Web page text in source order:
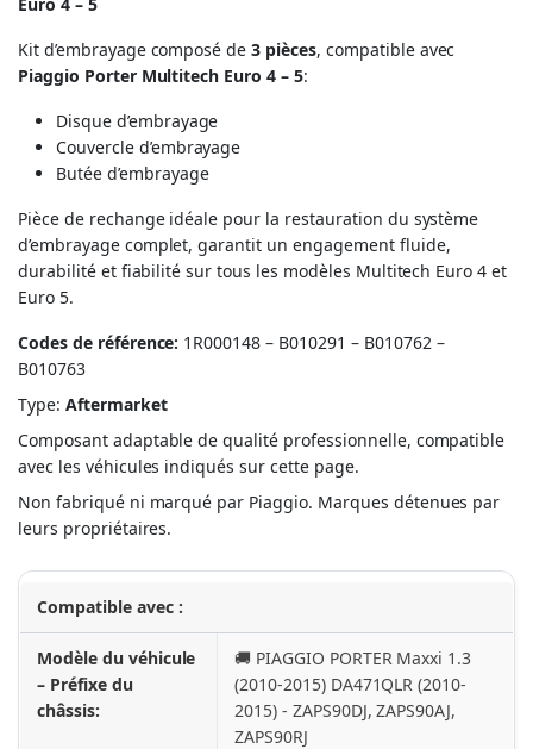
Kit d’embrayage composé de3 pièces, compatible avec
Piaggio Porter Multitech Euro 4 – 5:
Disque d’embrayage
Couvercle d’embrayage
Butée d’embrayage
Pièce de rechange idéale pour la restauration du système
d’embrayage complet, garantit un engagement fluide,
durabilité et fiabilité sur tous les modèles Multitech Euro 4 et
Euro 5.
Codes de référence: 1R000148 – B010291 – B010762 –
B010763
Type: Aftermarket
Composant adaptable de qualité professionnelle, compatible
avec les véhicules indiqués sur cette page.
Non fabriqué ni marqué par Piaggio. Marques détenues par
leurs propriétaires.
Compatible avec :
Modèle du véhicule
– Préfixe du
châssis:
🚚 PIAGGIO PORTER Maxxi 1.3
(2010-2015) DA471QLR (2010-
2015) - ZAPS90DJ, ZAPS90AJ,
ZAPS90RJ